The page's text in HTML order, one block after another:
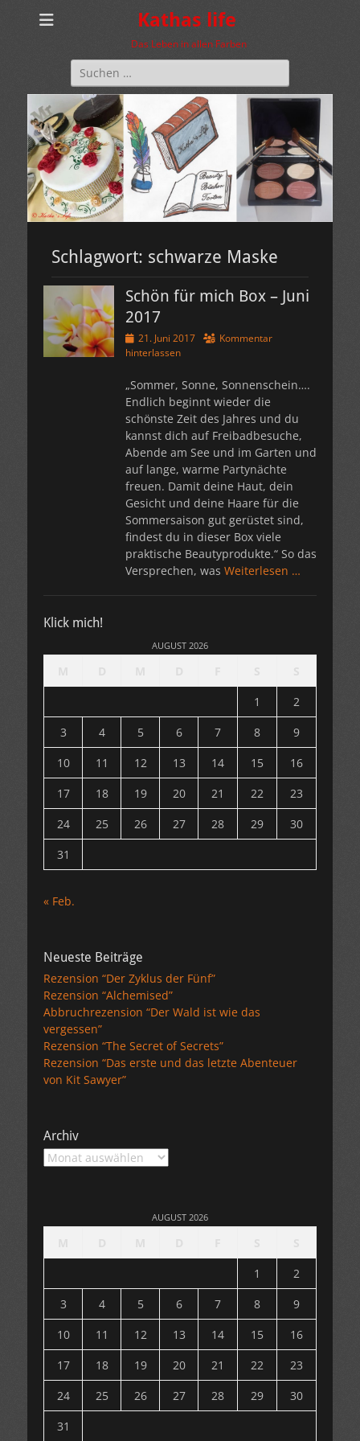
Kathas life
Das Leben in allen Farben
Suchen
nach:
Schlagwort: schwarze Maske
Schön für mich Box – Juni
2017
Veröffentlicht
am
21. Juni 2017
Kommentar
hinterlassen
„Sommer, Sonne, Sonnenschein….
Endlich beginnt wieder die
schönste Zeit des Jahres und du
kannst dich auf Freibadbesuche,
Abende am See und im Garten und
auf lange, warme Partynächte
freuen. Damit deine Haut, dein
Gesicht und deine Haare für die
Sommersaison gut gerüstet sind,
findest du in dieser Box viele
praktische Beautyprodukte.“ So das
Versprechen, was Weiterlesen …
Klick mich!
AUGUST 2026
1
2
3
4 5 6 7 8
9
10
11 12 13 14 15
16
17
18 19 20 21 22
23
24
25 26 27 28 29
30
31
« Feb.
Neueste Beiträge
Rezension “Der Zyklus der Fünf”
Rezension “Alchemised”
Abbruchrezension “Der Wald ist wie das
vergessen”
Rezension “The Secret of Secrets”
Rezension “Das erste und das letzte Abenteuer
von Kit Sawyer”
Archiv
Archiv
AUGUST 2026
1
2
3
4 5 6 7 8
9
10
11 12 13 14 15
16
17
18 19 20 21 22
23
24
25 26 27 28 29
30
31